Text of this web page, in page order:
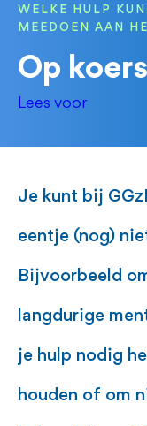
Lees voor
Op
WELKE HULP
MEEDOEN AAN
Je kunt bij
eentje (nog)
Bijvoorbeeld
langdurige
je hulp nodig
houden of om